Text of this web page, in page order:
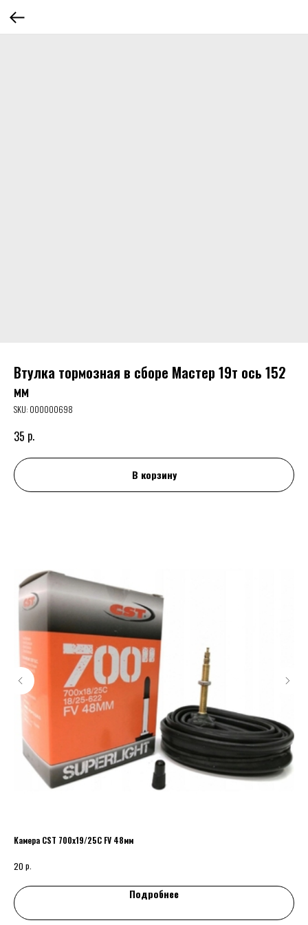
Втулка тормозная в сборе Мастер 19т ось 152
мм
SKU: 000000698
35 р.
В корзину
Камера CST 700x19/25С FV 48мм
20 р.
Подробнее